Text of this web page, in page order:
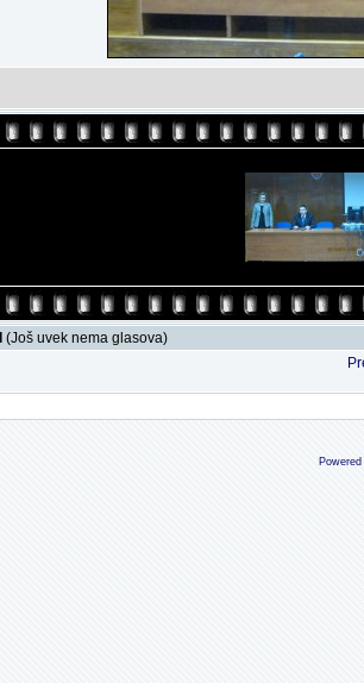
(Još uvek nema glasova)